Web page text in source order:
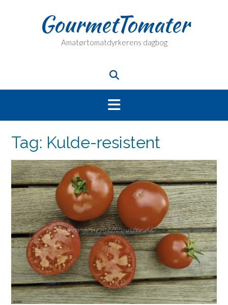
GourmetTomater
Amatørtomatdyrkerens dagbog
Tag: Kulde-resistent